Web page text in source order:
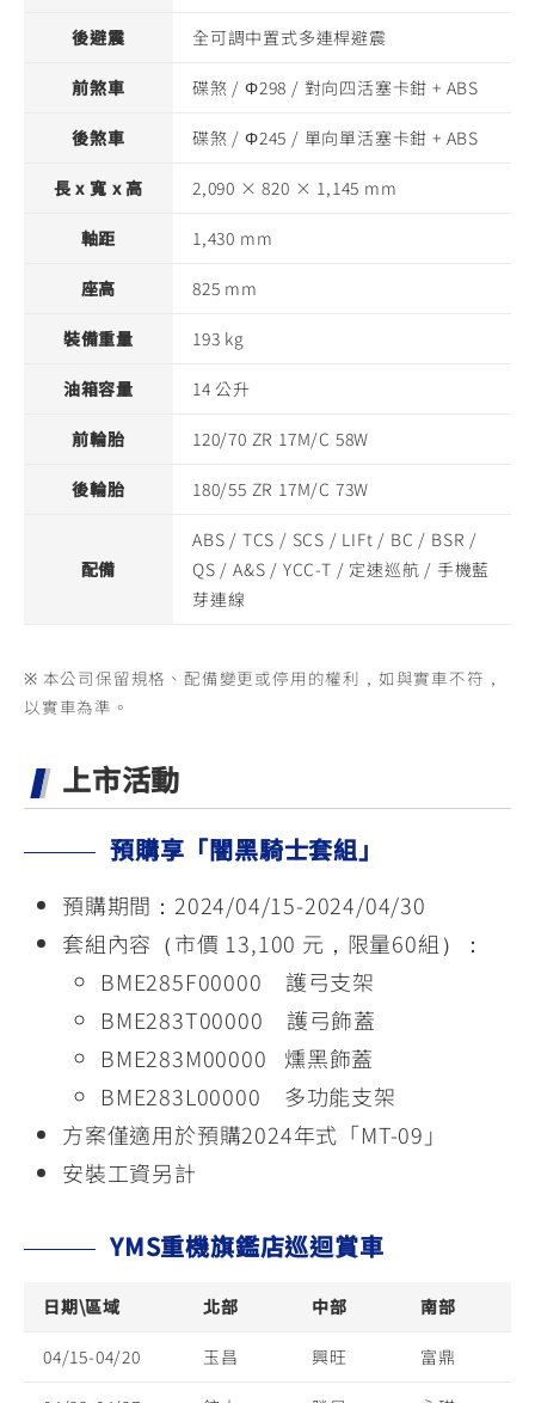
後避震 全可調中置式多連桿避震
前煞車 碟煞 / Φ298 / 對向四活塞卡鉗 + ABS
後煞車 碟煞 / Φ245 / 單向單活塞卡鉗 + ABS
長 x 寬 x 高 2,090 × 820 × 1,145 mm
軸距 1,430 mm
座高 825 mm
裝備重量 193 kg
油箱容量 14 公升
前輪胎 120/70 ZR 17M/C 58W
後輪胎 180/55 ZR 17M/C 73W
配備
ABS / TCS / SCS / LIFt / BC / BSR /
QS / A&S / YCC-T / 定速巡航 / 手機藍
芽連線
※ 本公司保留規格、配備變更或停用的權利，如與實車不符，
以實車為準。
上市活動
預購享「闇黑騎士套組」
預購期間：2024/04/15-2024/04/30
套組內容（市價 13,100 元，限量60組）：
BME285F00000 護弓支架
BME283T00000 護弓飾蓋
BME283M00000 燻黑飾蓋
BME283L00000 多功能支架
方案僅適用於預購2024年式「MT-09」
安裝工資另計
YMS重機旗鑑店巡迴賞車
日期\區域 北部 中部 南部
04/15-04/20 玉昌 興旺 富鼎